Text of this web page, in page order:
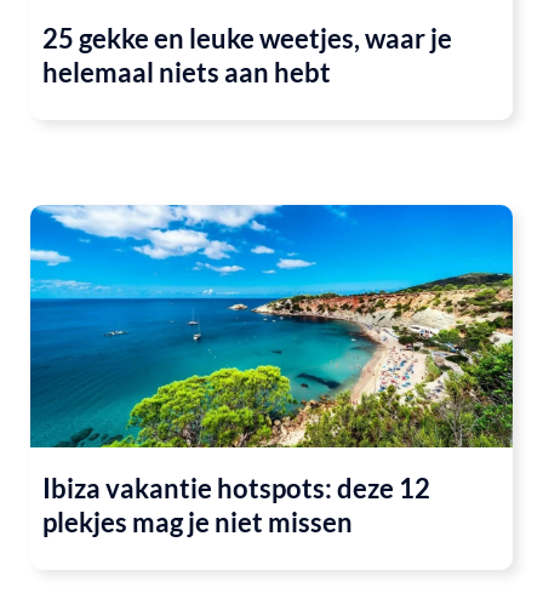
25 gekke en leuke weetjes, waar je
helemaal niets aan hebt
Ibiza vakantie hotspots: deze 12
plekjes mag je niet missen